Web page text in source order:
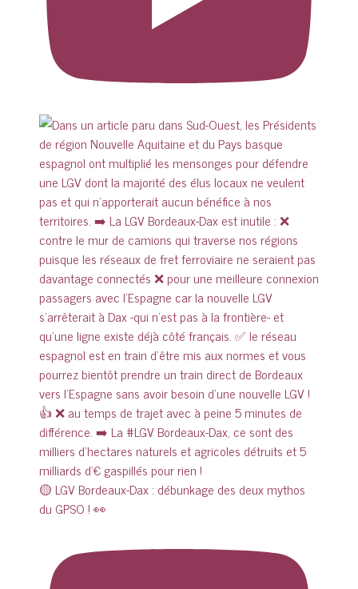
🟡 LGV Bordeaux-Dax : débunkage des deux mythos
du GPSO ! 👀